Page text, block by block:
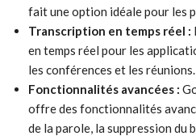
fait une option idéale pour les
Transcription en temps réel :
en temps réel pour les
les conférences et les réunions.
Fonctionnalités avancées :
offre des fonctionnalités
de la parole, la suppression du